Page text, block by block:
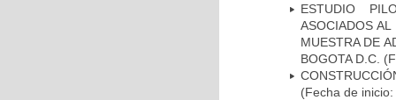
ESTUDIO
ASOCIADOS
MUESTRA DE
BOGOTA D.C.
(Fecha de